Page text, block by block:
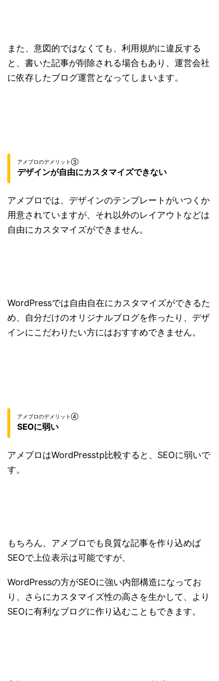
また、意図的ではなくても、利用規約に違反する
と、書いた記事が削除される場合もあり、運営会社
に依存したブログ運営となってしまいます。
アメブロのデメリット③
デザインが自由にカスタマイズできない
アメブロでは、デザインのテンプレートがいつくか
用意されていますが、それ以外のレイアウトなどは
自由にカスタマイズができません。
WordPressでは自由自在にカスタマイズができるた
め、自分だけのオリジナルブログを作ったり、デザ
インにこだわりたい方にはおすすめできません。
アメブロのデメリット④
SEOに弱い
アメブロはWordPresstp比較すると、SEOに弱いで
す。
もちろん、アメブロでも良質な記事を作り込めば
SEOで上位表示は可能ですが、
WordPressの方がSEOに強い内部構造になってお
り、さらにカスタマイズ性の高さを生かして、より
SEOに有利なブログに作り込むこともできます。